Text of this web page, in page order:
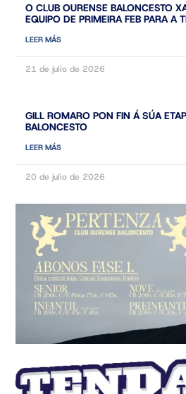
O CLUB OURENSE BALONCESTO
EQUIPO DE PRIMEIRA FEB PARA
LEER MÁS
21 de julio de 2026
GILL ROMARO PON FIN Á SÚA
BALONCESTO
LEER MÁS
20 de julio de 2026